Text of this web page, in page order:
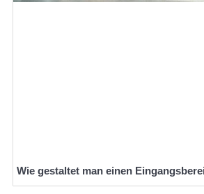
Wie gestaltet man einen